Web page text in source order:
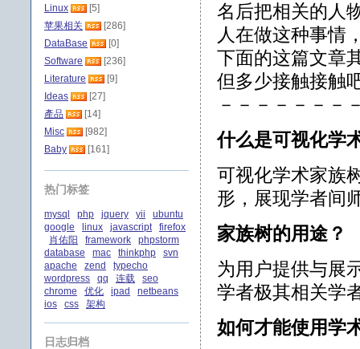
名后把相关的人
人在做这种事情
下面的这篇文章
但多少接触接触
－－－－－－－
什么是可视化学
可视化学术家族
形，展现学者间
家族树的用途？
为用户提供与展
学者极其相关学
如何才能使用学
Linux
[5]
苹果相关
[286]
DataBase
[0]
Software
[236]
Literature
[9]
Ideas
[27]
產品
[14]
Misc
[982]
Baby
[161]
热门标签
mysql php jquery yii
ubuntu
google
linux javascript
firefox
肖佑阳
framework
phpstorm
database
mac thinkphp
svn
apache
zend
typecho
wordpress
qq 连载
seo
chrome
优化 ipad
netbeans
ios
css 架构
日志归档